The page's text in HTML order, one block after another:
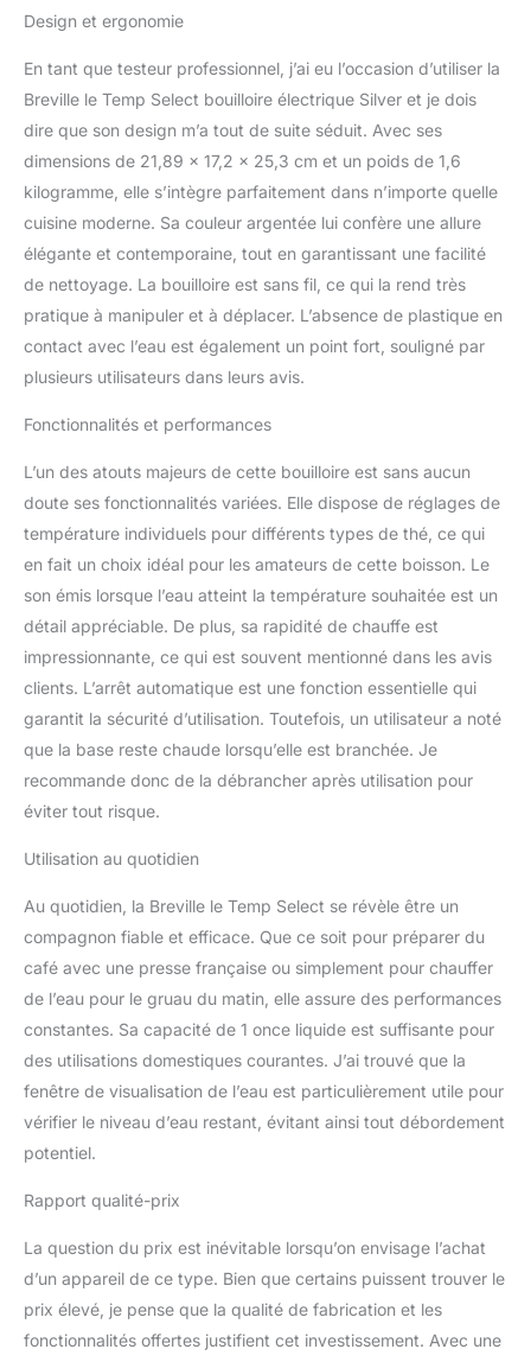
automatique et
protection contre
l'ébullition à sec
Design et ergonomie
En tant que testeur professionnel, j’ai eu l’occasion d’utiliser la
Breville le Temp Select bouilloire électrique Silver et je dois
dire que son design m’a tout de suite séduit. Avec ses
dimensions de 21,89 x 17,2 x 25,3 cm et un poids de 1,6
kilogramme, elle s’intègre parfaitement dans n’importe quelle
cuisine moderne. Sa couleur argentée lui confère une allure
élégante et contemporaine, tout en garantissant une facilité
de nettoyage. La bouilloire est sans fil, ce qui la rend très
pratique à manipuler et à déplacer. L’absence de plastique en
contact avec l’eau est également un point fort, souligné par
plusieurs utilisateurs dans leurs avis.
Fonctionnalités et performances
L’un des atouts majeurs de cette bouilloire est sans aucun
doute ses fonctionnalités variées. Elle dispose de réglages de
température individuels pour différents types de thé, ce qui
en fait un choix idéal pour les amateurs de cette boisson. Le
son émis lorsque l’eau atteint la température souhaitée est un
détail appréciable. De plus, sa rapidité de chauffe est
impressionnante, ce qui est souvent mentionné dans les avis
clients. L’arrêt automatique est une fonction essentielle qui
garantit la sécurité d’utilisation. Toutefois, un utilisateur a noté
que la base reste chaude lorsqu’elle est branchée. Je
recommande donc de la débrancher après utilisation pour
éviter tout risque.
Utilisation au quotidien
Au quotidien, la Breville le Temp Select se révèle être un
compagnon fiable et efficace. Que ce soit pour préparer du
café avec une presse française ou simplement pour chauffer
de l’eau pour le gruau du matin, elle assure des performances
constantes. Sa capacité de 1 once liquide est suffisante pour
des utilisations domestiques courantes. J’ai trouvé que la
fenêtre de visualisation de l’eau est particulièrement utile pour
vérifier le niveau d’eau restant, évitant ainsi tout débordement
potentiel.
Rapport qualité-prix
La question du prix est inévitable lorsqu’on envisage l’achat
d’un appareil de ce type. Bien que certains puissent trouver le
prix élevé, je pense que la qualité de fabrication et les
fonctionnalités offertes justifient cet investissement. Avec une